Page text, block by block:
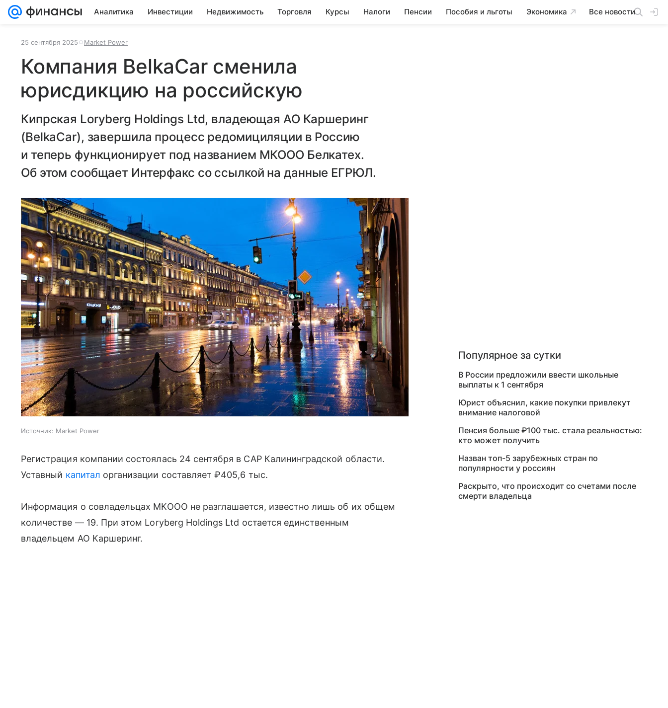
Аналитика Инвестиции Недвижимость Торговля Курсы Налоги Пенсии Пособия и льготы Экономика Все новости
25 сентября 2025 Market Power
Компания BelkaCar сменила
юрисдикцию на российскую
Кипрская Loryberg Holdings Ltd, владеющая АО Каршеринг
(BelkaCar), завершила процесс редомициляции в Россию
и теперь функционирует под названием МКООО Белкатех.
Об этом сообщает Интерфакс со ссылкой на данные ЕГРЮЛ.
Источник: Market Power
Регистрация компании состоялась 24 сентября в САР Калининградской области.
Уставный капитал организации составляет ₽405,6 тыс.
Информация о совладельцах МКООО не разглашается, известно лишь об их общем
количестве — 19. При этом Loryberg Holdings Ltd остается единственным
владельцем АО Каршеринг.
Популярное за сутки
В России предложили ввести школьные
выплаты к 1 сентября
Юрист объяснил, какие покупки привлекут
внимание налоговой
Пенсия больше ₽100 тыс. стала реальностью:
кто может получить
Назван топ-5 зарубежных стран по
популярности у россиян
Раскрыто, что происходит со счетами после
смерти владельца